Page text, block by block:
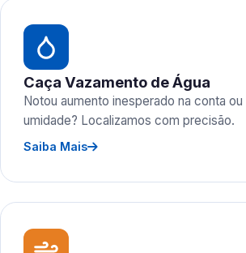
Caça Vazamento de Água
Notou aumento inesperado na conta ou
umidade? Localizamos com precisão.
Saiba Mais